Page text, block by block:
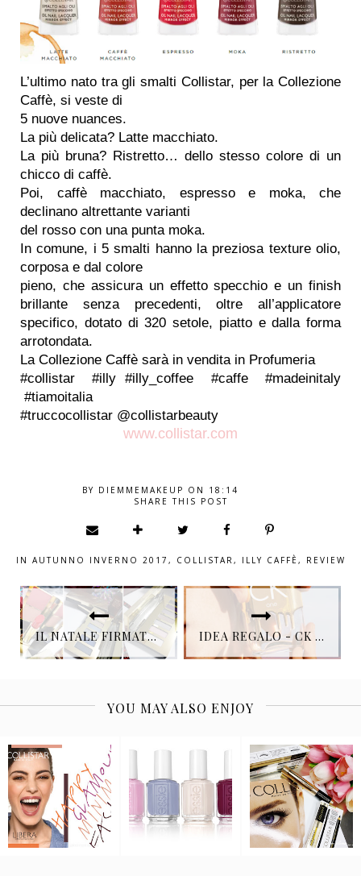
L’ultimo nato tra gli smalti Collistar, per la Collezione
Caffè, si veste di
5 nuove nuances.
La più delicata? Latte macchiato.
La più bruna? Ristretto… dello stesso colore di un
chicco di caffè.
Poi, caffè macchiato, espresso e moka, che
declinano altrettante varianti
del rosso con una punta moka.
In comune, i 5 smalti hanno la preziosa texture olio,
corposa e dal colore
pieno, che assicura un effetto specchio e un finish
brillante senza precedenti, oltre all’applicatore
specifico, dotato di 320 setole, piatto e dalla forma
arrotondata.
La Collezione Caffè sarà in vendita in Profumeria
#collistar
#illy #illy_coffee #caffe
#madeinitaly
#tiamoitalia
#truccocollistar @collistarbeauty
www.collistar.com
BY DIEMMEMAKEUP ON 18:14
SHARE THIS POST
IN AUTUNNO INVERNO 2017 , COLLISTAR, ILLY CAFFÈ , REVIEW
IL NATALE FIRMATO ESTÉE LAUDER IDEA REGALO - CK ONE GOLD #CKONE
YOU MAY ALSO ENJOY